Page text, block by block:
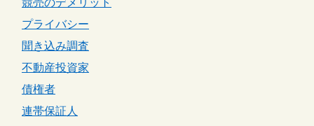
競売のデメリット
プライバシー
聞き込み調査
不動産投資家
債権者
連帯保証人